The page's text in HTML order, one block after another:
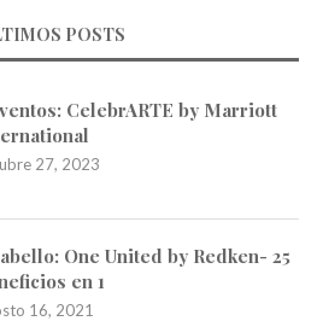
POSTS
CelebrARTE by Marriott
27, 2023
One United by Redken- 25
en 1
16, 2021